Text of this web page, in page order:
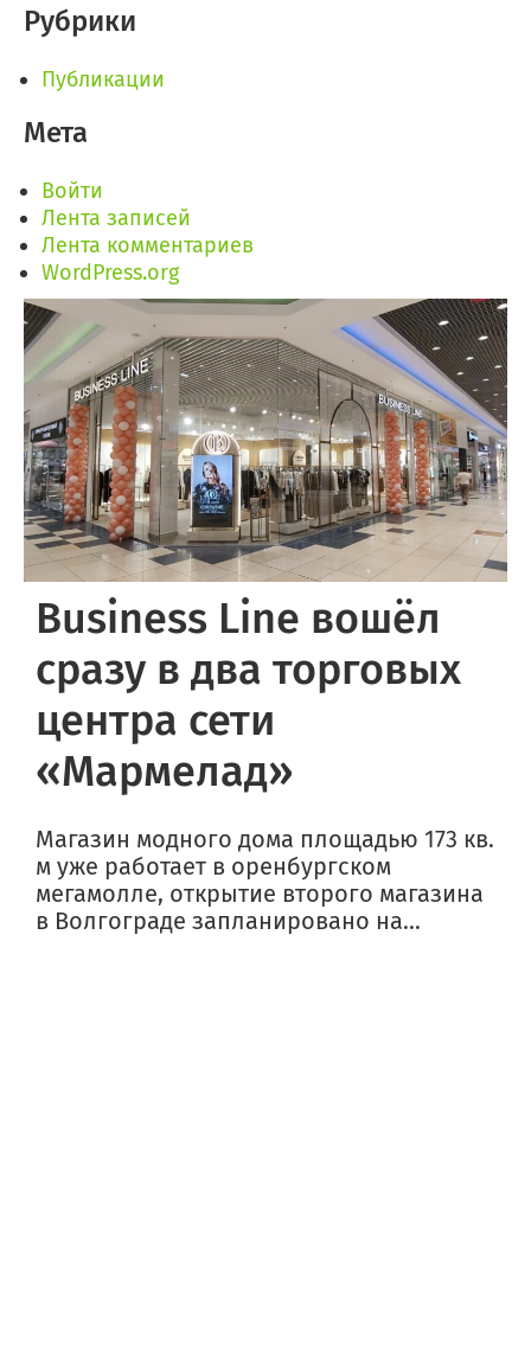
Рубрики
Публикации
Мета
Войти
Лента записей
Лента комментариев
WordPress.org
Business Line вошёл
сразу в два торговых
центра сети
«Мармелад»
Магазин модного дома площадью 173 кв.
м уже работает в оренбургском
мегамолле, открытие второго магазина
в Волгограде запланировано на...